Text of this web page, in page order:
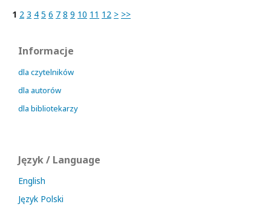
1 2 3 4 5 6 7 8 9 10 11 12 > >>
Informacje
dla czytelników
dla autorów
dla bibliotekarzy
Język / Language
English
Język Polski